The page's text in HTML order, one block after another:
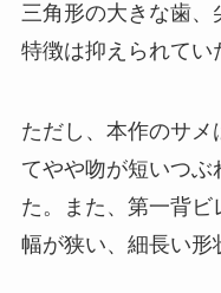
三角形の大きな歯
特徴は抑えられてい
ただし、本作のサ
てやや吻が短いつぶ
た。また、第一背ビ
幅が狭い、細長い形